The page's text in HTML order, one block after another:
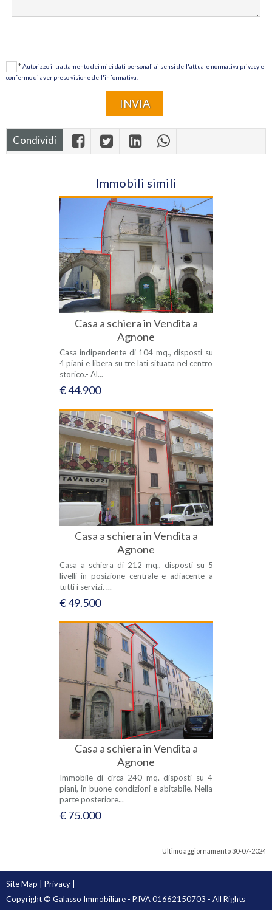
*Autorizzo il trattamento dei miei dati personali ai sensi dell'attuale normativa privacy e
confermo di aver preso visione dell'informativa.
Condividi
Immobili simili
Casa a schiera in Vendita a
Agnone
Casa indipendente di 104 mq., disposti su
4 piani e libera su tre lati situata nel centro
storico.- Al...
€ 44.900
Casa a schiera in Vendita a
Agnone
Casa a schiera di 212 mq., disposti su 5
livelli in posizione centrale e adiacente a
tutti i servizi.-...
€ 49.500
Casa a schiera in Vendita a
Agnone
Immobile di circa 240 mq. disposti su 4
piani, in buone condizioni e abitabile. Nella
parte posteriore...
€ 75.000
Ultimo aggiornamento 30-07-2024
Site Map Privacy
Copyright © Galasso Immobiliare - P.IVA 01662150703 - All Rights